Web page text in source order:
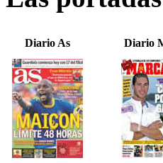
Diario As Diario